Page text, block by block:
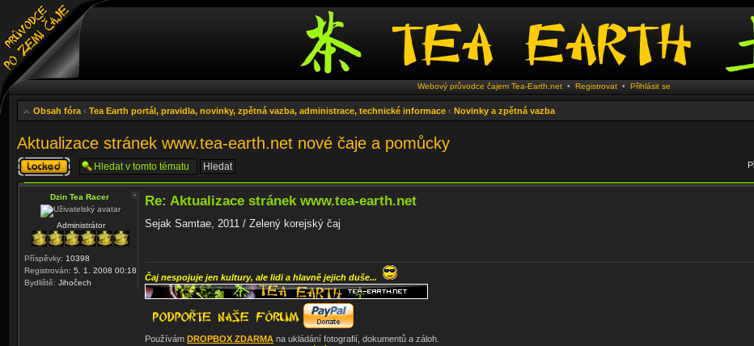
Webový průvodce čajem Tea-Earth.net• Registrovat • Přihlásit se
Obsah fóra ‹ Tea Earth portál, pravidla, novinky, zpětná vazba, administrace, technické informace ‹ Novinky a zpětná vazba
Aktualizace stránek www.tea-earth.net nové čaje a pomůcky
Téma
uzamknuto
Dzin Tea Racer
Administrátor
Příspěvky: 10398
Registrován: 5. 1. 2008 00:18
Bydliště: Jihočech
Re: Aktualizace stránek www.tea-earth.net
Sejak Samtae, 2011 / Zelený korejský čaj
Čaj nespojuje jen kultury, ale lidi a hlavně jejich duše...
Používám DROPBOX ZDARMA na ukládání fotografií, dokumentů a záloh.